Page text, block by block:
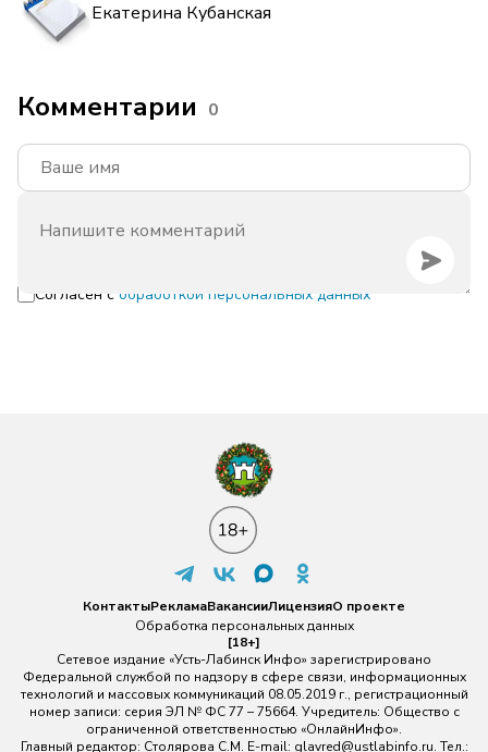
Екатерина Кубанская
Комментарии 0
Согласен с обработкой персональных данных
КонтактыРекламаВакансииЛицензияО проекте
Обработка персональных данных
[18+]
Сетевое издание «Усть-Лабинск Инфо» зарегистрировано
Федеральной службой по надзору в сфере связи, информационных
технологий и массовых коммуникаций 08.05.2019 г., регистрационный
номер записи: серия ЭЛ № ФС 77 – 75664. Учредитель: Общество с
ограниченной ответственностью «ОнлайнИнфо».
Главный редактор: Столярова С.М. E-mail: glavred@ustlabinfo.ru. Тел.: